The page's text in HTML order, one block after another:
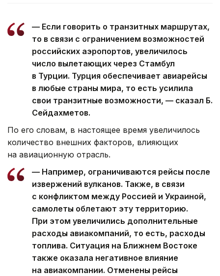
— Если говорить о транзитных маршрутах,
то в связи с ограничением возможностей
российских аэропортов, увеличилось
число вылетающих через Стамбул
в Турции. Турция обеспечивает авиарейсы
в любые страны мира, то есть усилила
свои транзитные возможности, — сказал Б.
Сейдахметов.
По его словам, в настоящее время увеличилось
количество внешних факторов, влияющих
на авиационную отрасль.
— Например, ограничиваются рейсы после
извержений вулканов. Также, в связи
с конфликтом между Россией и Украиной,
самолеты облетают эту территорию.
При этом увеличились дополнительные
расходы авиакомпаний, то есть, расходы
топлива. Ситуация на Ближнем Востоке
также оказала негативное влияние
на авиакомпании. Отменены рейсы